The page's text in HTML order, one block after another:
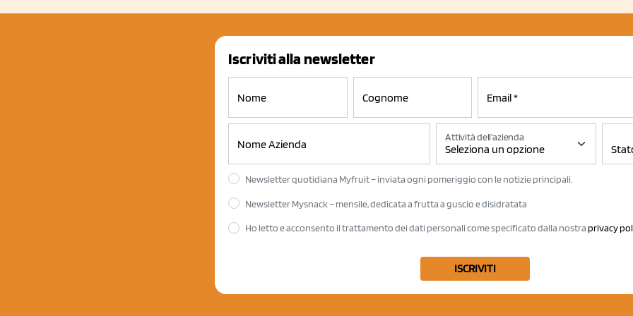
Iscriviti alla newsletter
Attività dell'azienda
Newsletter quotidiana Myfruit – inviata ogni pomeriggio con le notizie principali.
Newsletter Mysnack – mensile, dedicata a frutta a guscio e disidratata
Ho letto e acconsento il trattamento dei dati personali come specificato dalla nostra privacy
ISCRIVITI